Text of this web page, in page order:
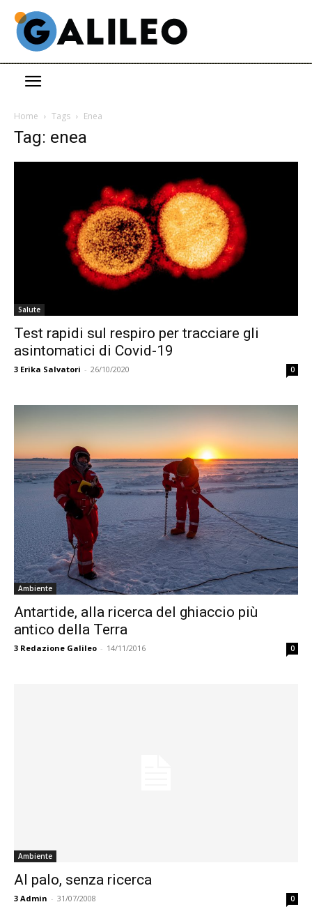
Home Tags Enea
Tag: enea
Salute
Test rapidi sul respiro per tracciare gli
asintomatici di Covid-19
3 Erika Salvatori - 26/10/2020 0
Ambiente
Antartide, alla ricerca del ghiaccio più
antico della Terra
3 Redazione Galileo - 14/11/2016 0
Ambiente
Al palo, senza ricerca
3 Admin - 31/07/2008 0